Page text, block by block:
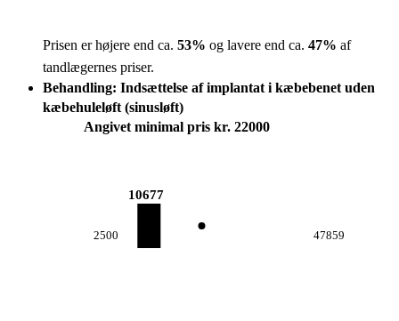
Prisen er højere end ca. 53% og lavere end ca. 47% af
tandlægernes priser.
Behandling: Indsættelse af implantat i kæbebenet uden
kæbehuleløft (sinusløft)
Angivet minimal pris kr. 22000
2500
10677
47859